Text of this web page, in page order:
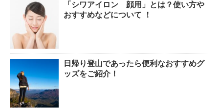
郵便局に転居届を！一人暮しの
第一歩
排卵日・高温期の数え方って？
「シワアイロン 顔用」とは？使い方や
おすすめなどについて ！
日帰り登山であったら便利なおすすめグ
ッズをご紹介！